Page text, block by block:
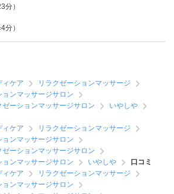
分）
分）
ィケア
リラクゼーションマッサージ
ンマッサージサロン
ーションマッサージサロン
いやしや
ィケア
リラクゼーションマッサージ
ンマッサージサロン
ーションマッサージサロン
ンマッサージサロン
いやしや
口コミ
ィケア
リラクゼーションマッサージ
ンマッサージサロン